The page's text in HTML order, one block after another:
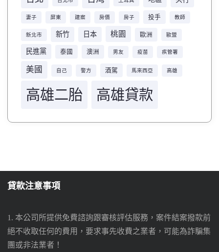
妻子 屏東 建案 房價 房子 投手 教師
新北市 新竹 日本 桃園 歐洲 歐盟
民進黨 泰國 澳洲 男友 疫苗 疾管署
美國 自己 警方 酒駕 馬來西亞 高雄
高雄二胎 高雄貸款
貸款注意事項
1. 本公司所提供免費諮詢跟審核評估服務，案件結案撥款前
絕不收取任何的費用，要求事先收費之業者，可能為詐騙集
團或非法業者！